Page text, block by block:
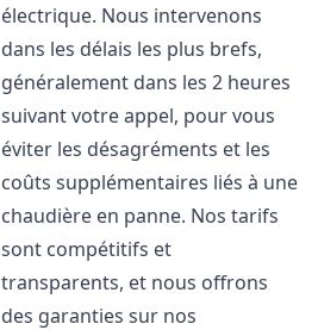
électrique. Nous intervenons
dans les délais les plus brefs,
généralement dans les 2 heures
suivant votre appel, pour vous
éviter les désagréments et les
coûts supplémentaires liés à une
chaudière en panne. Nos tarifs
sont compétitifs et
transparents, et nous offrons
des garanties sur nos